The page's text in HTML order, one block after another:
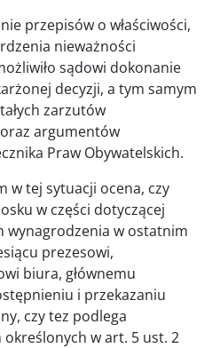
przepisów o właściwości,
nieważności
sądowi dokonanie
decyzji, a tym samym
zarzutów
argumentów
Praw Obywatelskich.
w tej sytuacji ocena, czy
w części dotyczącej
wynagrodzenia w ostatnim
prezesowi,
biura, głównemu
i przekazaniu
czy tez podlega
w art. 5 ust. 2